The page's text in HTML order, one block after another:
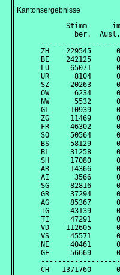
Kantonsergebnisse
Stimm-
ber.
ZH    229545
BE    242125
LU     65071
UR      8104
SZ     20263
OW      6234
NW      5532
GL     10939
ZG     11469
FR     46302
SO     50564
BS     58129
BL     31258
SH     17080
AR     14366
AI      3566      0
SG     82816
GR     37294
AG     85367
TG     43139
TI     47291      0
VD    112605
VS     45571
NE     40461
GE     56669
CH   1371760      0